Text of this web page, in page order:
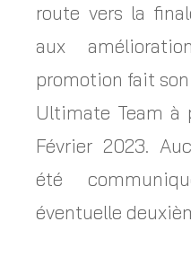
route vers la
aux
promotion fait
Ultimate Team à
Février 2023.
été
éventuelle